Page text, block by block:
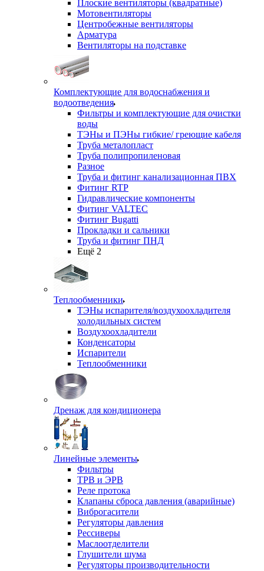
Плоские вентиляторы (квадратные)
Мотовентиляторы
Центробежные вентиляторы
Арматура
Вентиляторы на подставке
Комплектующие для водоснабжения и
водоотведения
Фильтры и комплектующие для очистки
воды
ТЭНы и ПЭНы гибкие/ греющие кабеля
Труба металопласт
Труба полипропиленовая
Разное
Труба и фитинг канализационная ПВХ
Фитинг RTP
Гидравлические компоненты
Фитинг VALTEC
Фитинг Bugatti
Прокладки и сальники
Труба и фитинг ПНД
Ещё 2
Теплообменники
ТЭНы испарителя/воздухоохладителя
холодильных систем
Воздухоохладители
Конденсаторы
Испарители
Теплообменники
Дренаж для кондиционера
Линейные элементы
Фильтры
ТРВ и ЭРВ
Реле протока
Клапаны сброса давления (аварийные)
Виброгасители
Регуляторы давления
Рессиверы
Маслоотделители
Глушители шума
Регуляторы производительности